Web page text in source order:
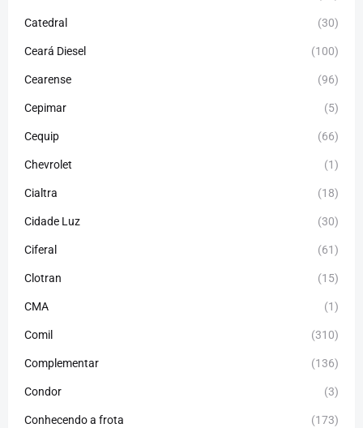
Catedral (30)
Ceará Diesel (100)
Cearense (96)
Cepimar (5)
Cequip (66)
Chevrolet (1)
Cialtra (18)
Cidade Luz (30)
Ciferal (61)
Clotran (15)
CMA (1)
Comil (310)
Complementar (136)
Condor (3)
Conhecendo a frota (173)